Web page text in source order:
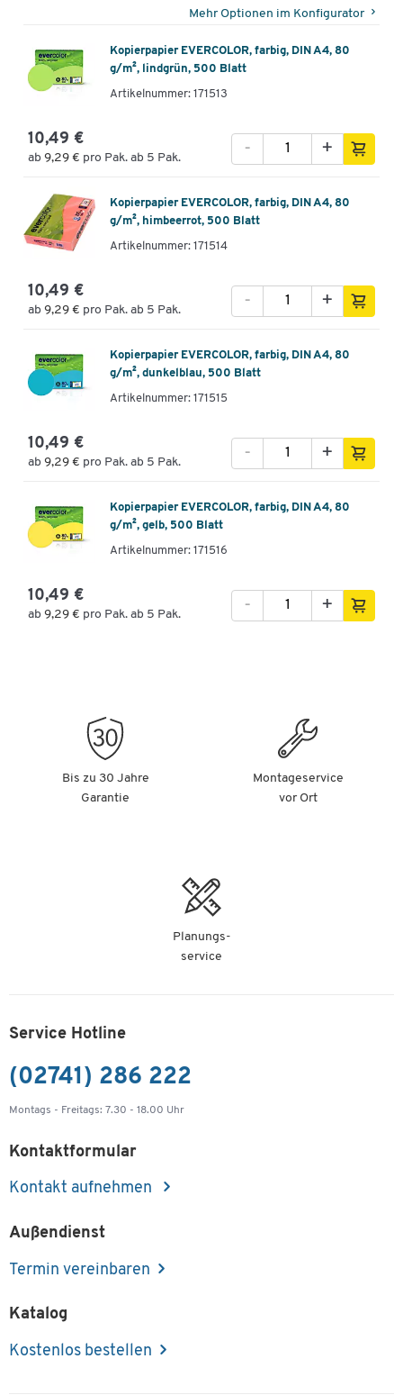
Mehr Optionen im Konfigurator
Kopierpapier EVERCOLOR, farbig, DIN A4, 80
g/m², lindgrün, 500 Blatt
Artikelnummer: 171513
10,49 €
ab 9,29 € pro Pak. ab 5 Pak.
+
-
Kopierpapier EVERCOLOR, farbig, DIN A4, 80
g/m², himbeerrot, 500 Blatt
Artikelnummer: 171514
10,49 €
ab 9,29 € pro Pak. ab 5 Pak.
+
-
Kopierpapier EVERCOLOR, farbig, DIN A4, 80
g/m², dunkelblau, 500 Blatt
Artikelnummer: 171515
10,49 €
ab 9,29 € pro Pak. ab 5 Pak.
+
-
Kopierpapier EVERCOLOR, farbig, DIN A4, 80
g/m², gelb, 500 Blatt
Artikelnummer: 171516
10,49 €
ab 9,29 € pro Pak. ab 5 Pak.
+
-
Bis zu 30 Jahre
Garantie
Montageservice
vor Ort
Planungs-
service
Service Hotline
(02741) 286 222
Montags - Freitags: 7.30 - 18.00 Uhr
Kontaktformular
Kontakt aufnehmen
Außendienst
Termin vereinbaren
Katalog
Kostenlos bestellen